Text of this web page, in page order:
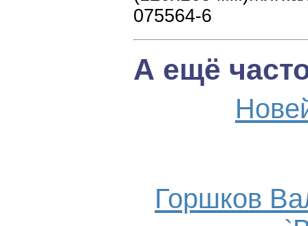
075564-6
А ещё
Горшков